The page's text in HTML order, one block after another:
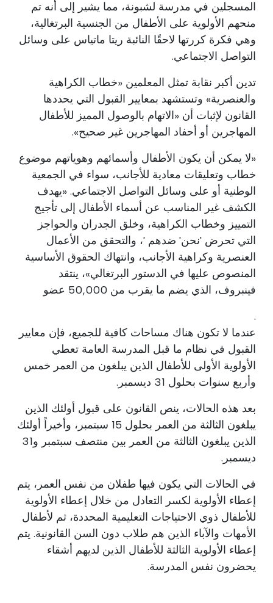
المسجلين في مدرسة لشبونة، مما يشير إلى أنه تم
منحهم الأولوية على الأطفال من الجنسية البرتغالية،
وهي فكرة كررتها لاحقًا النائبة ريتا ماتياس على وسائل
التواصل الاجتماعي.
تدين أكبر نقابة تمثل المعلمين «خطاب الكراهية
والعنصرية» وتستشهد بمعايير القبول التي يحددها
القانون لإثبات أن «الاتهام بالوصول المميز للأطفال
المهاجرين أو أحفاد المهاجرين غير صحيح».
«لا يمكن أن يكون الأطفال وأسمائهم وهوياتهم موضوع
خطاب وتعليقات معادية للأجانب، سواء في الجمعية
الوطنية أو على وسائل التواصل الاجتماعي. «يهدف
الكشف غير المناسب عن أسماء الأطفال إلى تأجيج
التمييز وخطاب الكراهية، وخلق الجدران والحواجز
التي تحرض 'نحن' ضدهم '، والتحقق من الأعمال
العنصرية وكراهية الأجانب، وانتهاك الحقوق الأساسية
المنصوص عليها في الدستور البرتغالي»، ينتقد
فينبروف، الذي يضم ما يقرب من 50,000 عضو
.
عندما لا تكون هناك مساحات كافية للجميع، فإن معايير
القبول في نظام ما قبل المدرسة العامة تعطي
الأولوية الأولى للأطفال الذين يبلغون من العمر خمس
وأربع سنوات بحلول 31 ديسمبر.
بعد هذه الحالات، ينص القانون على قبول أولئك الذين
يبلغون الثالثة من العمر بحلول 15 سبتمبر، وأخيراً أولئك
الذين يبلغون الثالثة من العمر بين منتصف سبتمبر و31
ديسمبر.
في الحالات التي يكون فيها طفلان من نفس العمر، يتم
إعطاء الأولوية لكسر التعادل من خلال إعطاء الأولوية
للأطفال ذوي الاحتياجات التعليمية المحددة، ثم لأطفال
الأمهات والآباء الذين هم طلاب دون السن القانونية. يتم
إعطاء الأولوية الثالثة للأطفال الذين لديهم أشقاء
يحضرون نفس المدرسة.